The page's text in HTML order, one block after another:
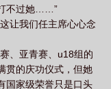
不过她……”
让我们任主席心心念
、亚青赛、u18组的
贯的庆功仪式，但她
国家级荣誉只是口头